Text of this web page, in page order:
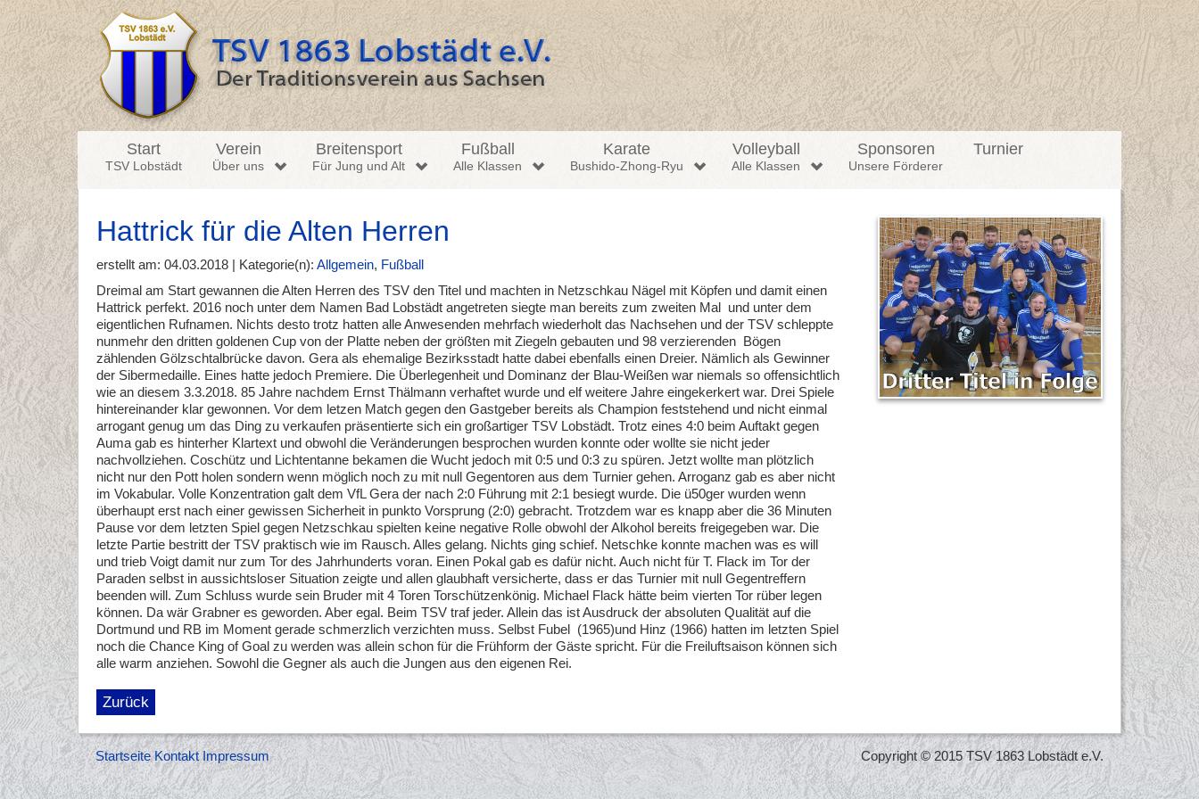
Start
TSV Lobstädt
Verein
Über uns
Breitensport
Für Jung und Alt
Fußball
Alle Klassen
Karate
Bushido-Zhong-Ryu
Volleyball
Alle Klassen
Sponsoren
Unsere Förderer
Turnier
Hattrick für die Alten Herren
erstellt am: 04.03.2018 | Kategorie(n): Allgemein, Fußball
Dreimal am Start gewannen die Alten Herren des TSV den Titel und machten in Netzschkau Nägel mit Köpfen und damit einen
Hattrick perfekt. 2016 noch unter dem Namen Bad Lobstädt angetreten siegte man bereits zum zweiten Mal und unter dem
eigentlichen Rufnamen. Nichts desto trotz hatten alle Anwesenden mehrfach wiederholt das Nachsehen und der TSV schleppte
nunmehr den dritten goldenen Cup von der Platte neben der größten mit Ziegeln gebauten und 98 verzierenden Bögen
zählenden Gölzschtalbrücke davon. Gera als ehemalige Bezirksstadt hatte dabei ebenfalls einen Dreier. Nämlich als Gewinner
der Sibermedaille. Eines hatte jedoch Premiere. Die Überlegenheit und Dominanz der Blau-Weißen war niemals so offensichtlich
wie an diesem 3.3.2018. 85 Jahre nachdem Ernst Thälmann verhaftet wurde und elf weitere Jahre eingekerkert war. Drei Spiele
hintereinander klar gewonnen. Vor dem letzen Match gegen den Gastgeber bereits als Champion feststehend und nicht einmal
arrogant genug um das Ding zu verkaufen präsentierte sich ein großartiger TSV Lobstädt. Trotz eines 4:0 beim Auftakt gegen
Auma gab es hinterher Klartext und obwohl die Veränderungen besprochen wurden konnte oder wollte sie nicht jeder
nachvollziehen. Coschütz und Lichtentanne bekamen die Wucht jedoch mit 0:5 und 0:3 zu spüren. Jetzt wollte man plötzlich
nicht nur den Pott holen sondern wenn möglich noch zu mit null Gegentoren aus dem Turnier gehen. Arroganz gab es aber nicht
im Vokabular. Volle Konzentration galt dem VfL Gera der nach 2:0 Führung mit 2:1 besiegt wurde. Die ü50ger wurden wenn
überhaupt erst nach einer gewissen Sicherheit in punkto Vorsprung (2:0) gebracht. Trotzdem war es knapp aber die 36 Minuten
Pause vor dem letzten Spiel gegen Netzschkau spielten keine negative Rolle obwohl der Alkohol bereits freigegeben war. Die
letzte Partie bestritt der TSV praktisch wie im Rausch. Alles gelang. Nichts ging schief. Netschke konnte machen was es will
und trieb Voigt damit nur zum Tor des Jahrhunderts voran. Einen Pokal gab es dafür nicht. Auch nicht für T. Flack im Tor der
Paraden selbst in aussichtsloser Situation zeigte und allen glaubhaft versicherte, dass er das Turnier mit null Gegentreffern
beenden will. Zum Schluss wurde sein Bruder mit 4 Toren Torschützenkönig. Michael Flack hätte beim vierten Tor rüber legen
können. Da wär Grabner es geworden. Aber egal. Beim TSV traf jeder. Allein das ist Ausdruck der absoluten Qualität auf die
Dortmund und RB im Moment gerade schmerzlich verzichten muss. Selbst Fubel (1965)und Hinz (1966) hatten im letzten Spiel
noch die Chance King of Goal zu werden was allein schon für die Frühform der Gäste spricht. Für die Freiluftsaison können sich
alle warm anziehen. Sowohl die Gegner als auch die Jungen aus den eigenen Rei.
Zurück
Startseite Kontakt Impressum Copyright © 2015 TSV 1863 Lobstädt e.V.